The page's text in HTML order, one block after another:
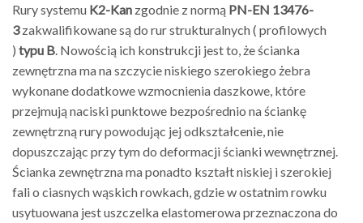
Rury systemu K2-Kan zgodnie z normą PN-EN 13476-
3zakwalifikowane są do rur strukturalnych ( profilowych
) typu B . Nowością ich konstrukcji jest to, że ścianka
zewnętrzna ma na szczycie niskiego szerokiego żebra
wykonane dodatkowe wzmocnienia daszkowe, które
przejmują naciski punktowe bezpośrednio na ściankę
zewnętrzną rury powodując jej odkształcenie, nie
dopuszczając przy tym do deformacji ścianki wewnętrznej.
Ścianka zewnętrzna ma ponadto kształt niskiej i szerokiej
fali o ciasnych wąskich rowkach, gdzie w ostatnim rowku
usytuowana jest uszczelka elastomerowa przeznaczona do